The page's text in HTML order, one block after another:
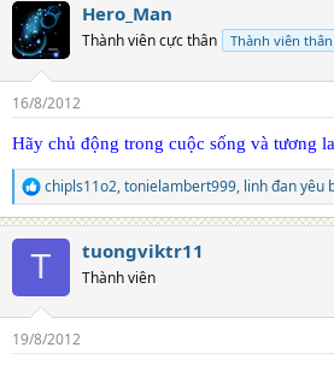
c
t
i
s
Hero_Man
Thành viên cực thân Thành viên
16/8/2012
Hãy chủ động trong cuộc sống và tương
R
e
a
s
chipls11o2,tonielambert999, linh đan yêu
T tuongviktr11
Thành viên
19/8/2012